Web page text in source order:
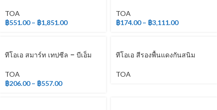
TOA
฿551.00 – ฿1,851.00
TOA
฿174.00 – ฿3,111.00
ทีโอเอ สมาร์ท เทปซีล – บีเอ็ม
TOA
฿206.00 – ฿557.00
ทีโอเอ สีรองพื้นแดงกันสนิม
TOA